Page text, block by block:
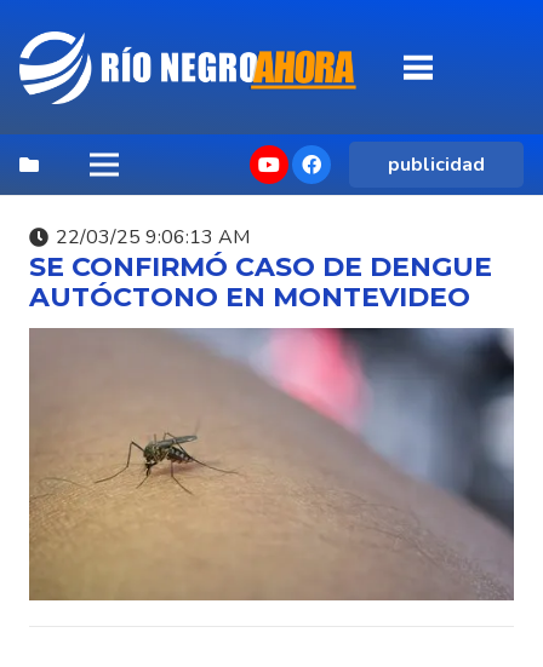
publicidad
22/03/25 9:06:13 AM
SE CONFIRMÓ CASO DE DENGUE
AUTÓCTONO EN MONTEVIDEO